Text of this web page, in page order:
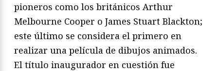
pioneros como los británicos Arthur
Melbourne Cooper o James Stuart Blackton;
este último se considera el primero en
realizar una película de dibujos animados.
El título inaugurador en cuestión fue